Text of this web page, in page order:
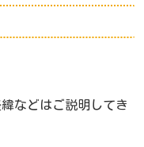
などはご説明してき